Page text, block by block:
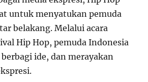
untuk menyatukan pemuda
belakang. Melalui acara
Hip Hop, pemuda Indonesia
ide, dan merayakan